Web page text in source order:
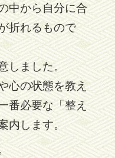
中から自分に合
折れるもので
しました。
心の状態を教え
番必要な「整え
内します。